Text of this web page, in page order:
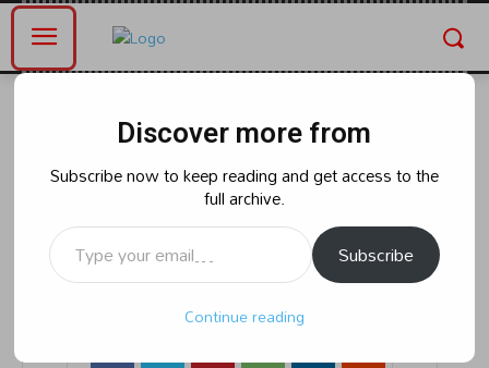
రాజకీయం
వరుసగా వైసీపీని వీడి సైకిలెక్కుతున్న
వైసీపీ కార్యకర్తలు,నాయకులు : డా
.చదలవాడ అరవిందబాబు
Sunday, April 21, 2024 8:07 am
Discover more from
Subscribe now to keep reading and get access to the
full archive.
Type your email…
Subscribe
Continue reading